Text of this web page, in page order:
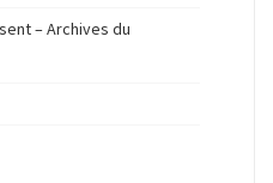
– Archives du